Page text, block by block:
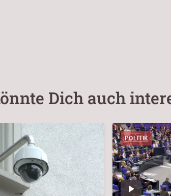
Dich auch
POLITIK